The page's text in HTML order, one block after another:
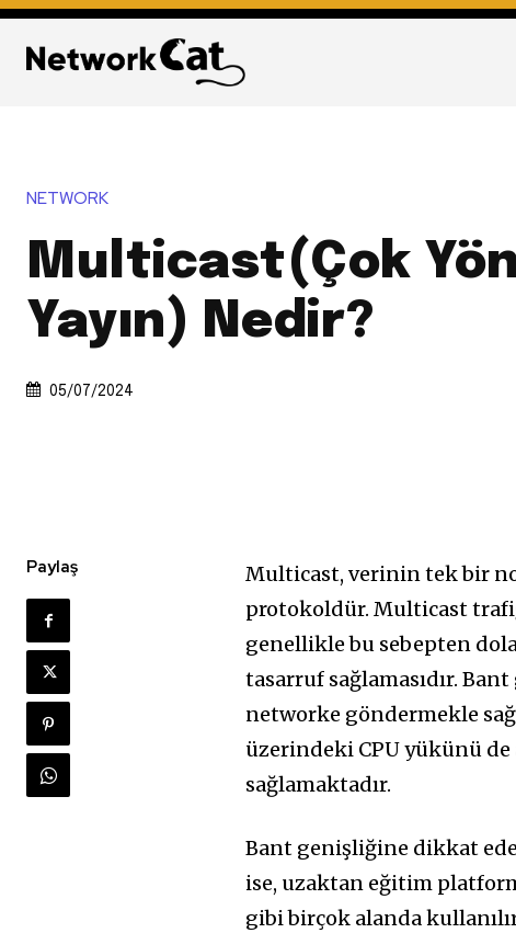
NETWORK
Multicast(Çok
Yayın) Nedir?
05/07/2024
Paylaş
Multicast, verinin tek bir
protokoldür. Multicast
genellikle bu sebepten
tasarruf sağlamasıdır.
networke göndermekle
üzerindeki CPU yükünü de
sağlamaktadır.
Bant genişliğine dikkat
ise, uzaktan eğitim
gibi birçok alanda